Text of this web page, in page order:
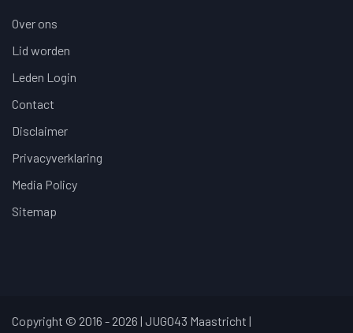
Over ons
Lid worden
Leden Login
Contact
Disclaimer
Privacyverklaring
Media Policy
Sitemap
Copyright © 2016 - 2026 | JUG043 Maastricht |